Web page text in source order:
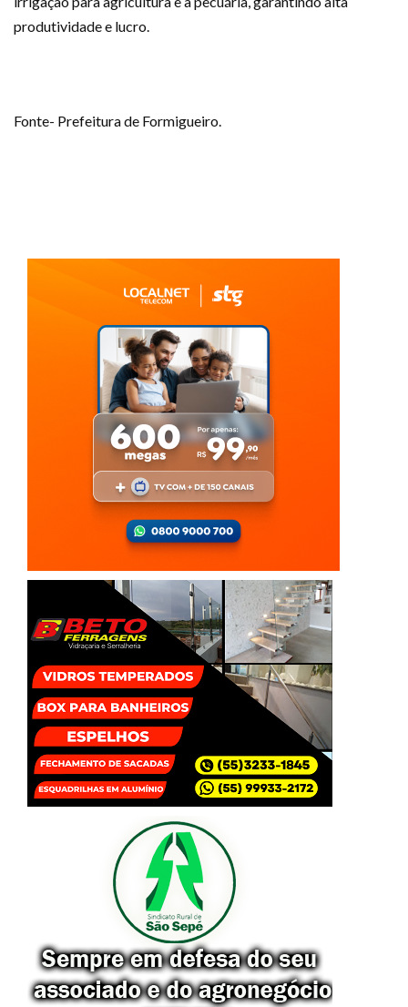
produtividade e lucro.
Fonte- Prefeitura de Formigueiro.